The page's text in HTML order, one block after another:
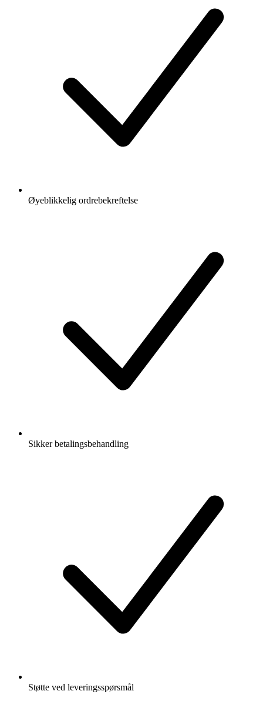
Øyeblikkelig ordrebekreftelse
Sikker betalingsbehandling
Støtte ved leveringsspørsmål